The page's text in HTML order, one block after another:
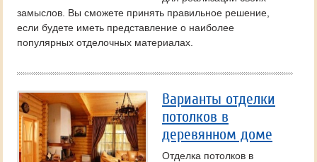
замыслов. Вы сможете принять правильное решение,
если будете иметь представление о наиболее
популярных отделочных материалах.
Варианты отделки
потолков в
деревянном доме
Отделка потолков в